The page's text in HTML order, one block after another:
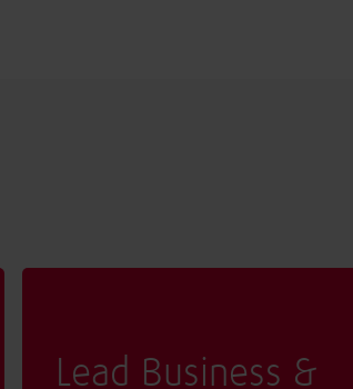
Lead Business &